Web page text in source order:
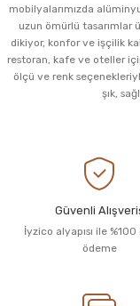
mobilyalarımızda
uzun ömürlü
dikiyor, konfor ve işçilik
restoran, kafe ve oteller
ölçü ve renk
şık,
Güvenli
İyzico alyapısı ile
ödeme